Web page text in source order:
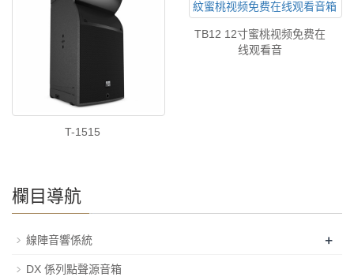
T-1515
TB12 12寸蜜桃视频免费在
线观看音
欄目導航
線陣音響係統 +
DX 係列點聲源音箱